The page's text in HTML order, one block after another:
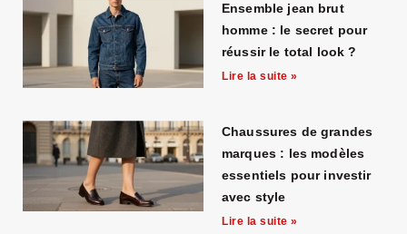
Ensemble jean brut
homme : le secret pour
réussir le total look ?
Lire la suite »
Chaussures de grandes
marques : les modèles
essentiels pour investir
avec style
Lire la suite »